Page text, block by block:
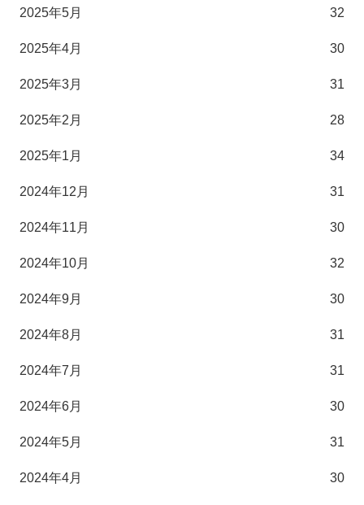
2025年5月 32
2025年4月 30
2025年3月 31
2025年2月 28
2025年1月 34
2024年12月 31
2024年11月 30
2024年10月 32
2024年9月 30
2024年8月 31
2024年7月 31
2024年6月 30
2024年5月 31
2024年4月 30